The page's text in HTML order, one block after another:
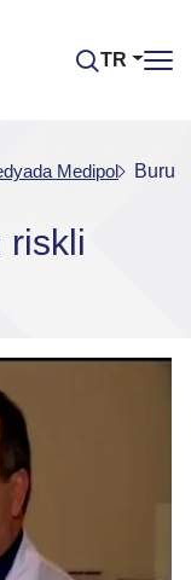
TR
Medipol Burun
riskli